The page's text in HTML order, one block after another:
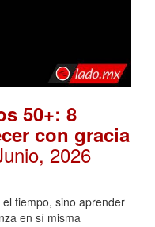
50+: 8
con gracia
2026
tiempo, sino aprender
en sí misma